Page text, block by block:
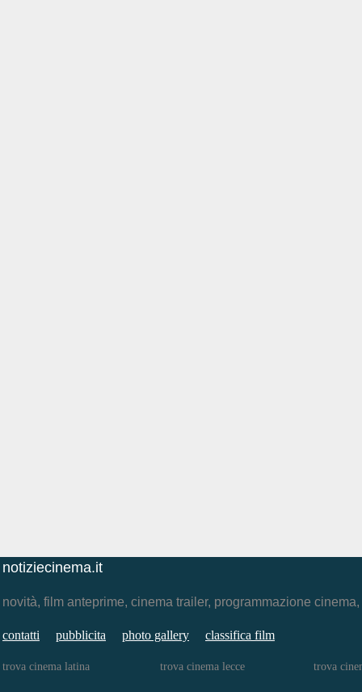
notiziecinema.it
novità, film anteprime, cinema trailer, programmazione
contatti pubblicita photo gallery classifica film
trova cinema latina trova cinema lecce trova